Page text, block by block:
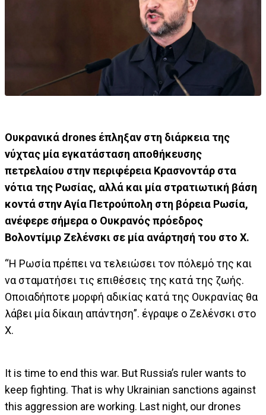
Ουκρανικά drones έπληξαν στη διάρκεια της
νύχτας μία εγκατάσταση αποθήκευσης
πετρελαίου στην περιφέρεια Κρασνοντάρ στα
νότια της Ρωσίας, αλλά και μία στρατιωτική βάση
κοντά στην Αγία Πετρούπολη στη βόρεια Ρωσία,
ανέφερε σήμερα ο Ουκρανός πρόεδρος
Βολοντίμιρ Ζελένσκι σε μία ανάρτησή του στο Χ.
“Η Ρωσία πρέπει να τελειώσει τον πόλεμό της και
να σταματήσει τις επιθέσεις της κατά της ζωής.
Οποιαδήποτε μορφή αδικίας κατά της Ουκρανίας θα
λάβει μία δίκαιη απάντηση”. έγραψε ο Ζελένσκι στο
Χ.
It is time to end this war. But Russia’s ruler wants to
keep fighting. That is why Ukrainian sanctions against
this aggression are working. Last night, our drones